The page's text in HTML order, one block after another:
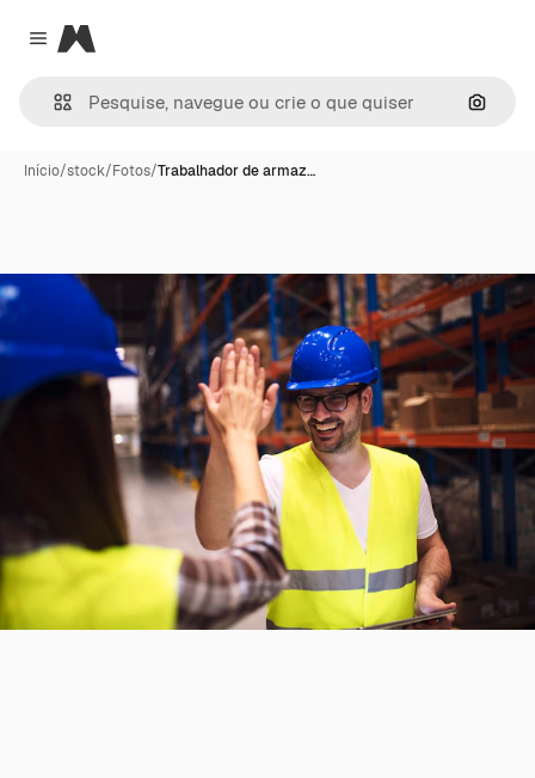
Close menu
Magnific
Início/stock/Fotos/Trabalhador de armaz…